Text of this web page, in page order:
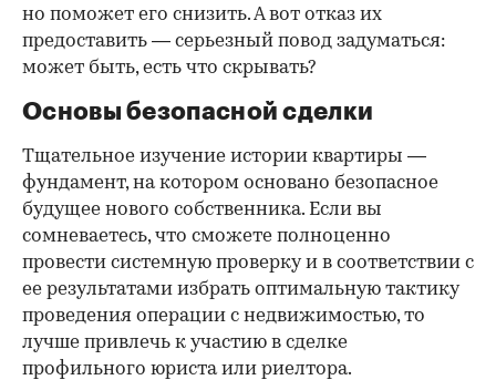
но поможет его снизить. А вот отказ их
предоставить — серьезный повод задуматься:
может быть, есть что скрывать?
Основы безопасной сделки
Тщательное изучение истории квартиры —
фундамент, на котором основано безопасное
будущее нового собственника. Если вы
сомневаетесь, что сможете полноценно
провести системную проверку и в соответствии с
ее результатами избрать оптимальную тактику
проведения операции с недвижимостью, то
лучше привлечь к участию в сделке
профильного юриста или риелтора.